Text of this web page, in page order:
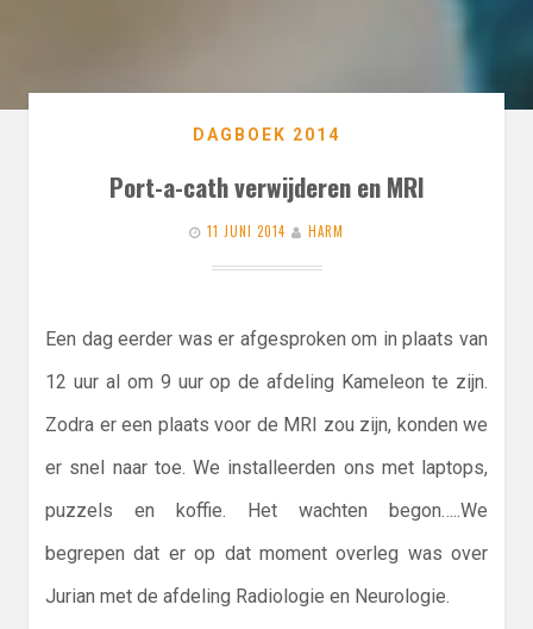
DAGBOEK 2014
Port-a-cath verwijderen en MRI
11 JUNI 2014 HARM
Een dag eerder was er afgesproken om in plaats van
12 uur al om 9 uur op de afdeling Kameleon te zijn.
Zodra er een plaats voor de MRI zou zijn, konden we
er snel naar toe. We installeerden ons met laptops,
puzzels en koffie. Het wachten begon…..We
begrepen dat er op dat moment overleg was over
Jurian met de afdeling Radiologie en Neurologie.